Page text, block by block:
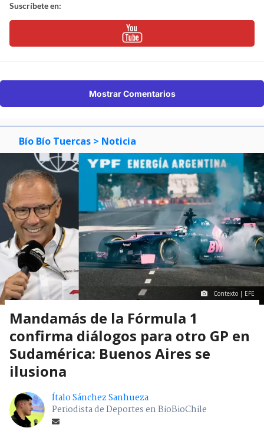
Suscríbete en:
Mostrar Comentarios
Bío Bío Tuercas > Noticia
Contexto | EFE
Mandamás de la Fórmula 1
confirma diálogos para otro GP en
Sudamérica: Buenos Aires se
ilusiona
Ítalo Sánchez Sanhueza
Periodista de Deportes en BioBioChile